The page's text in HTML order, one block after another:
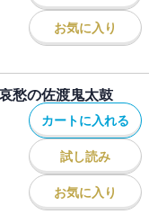
お気に入り
愁の佐渡鬼太鼓
カートに入れる
試し読み
お気に入り